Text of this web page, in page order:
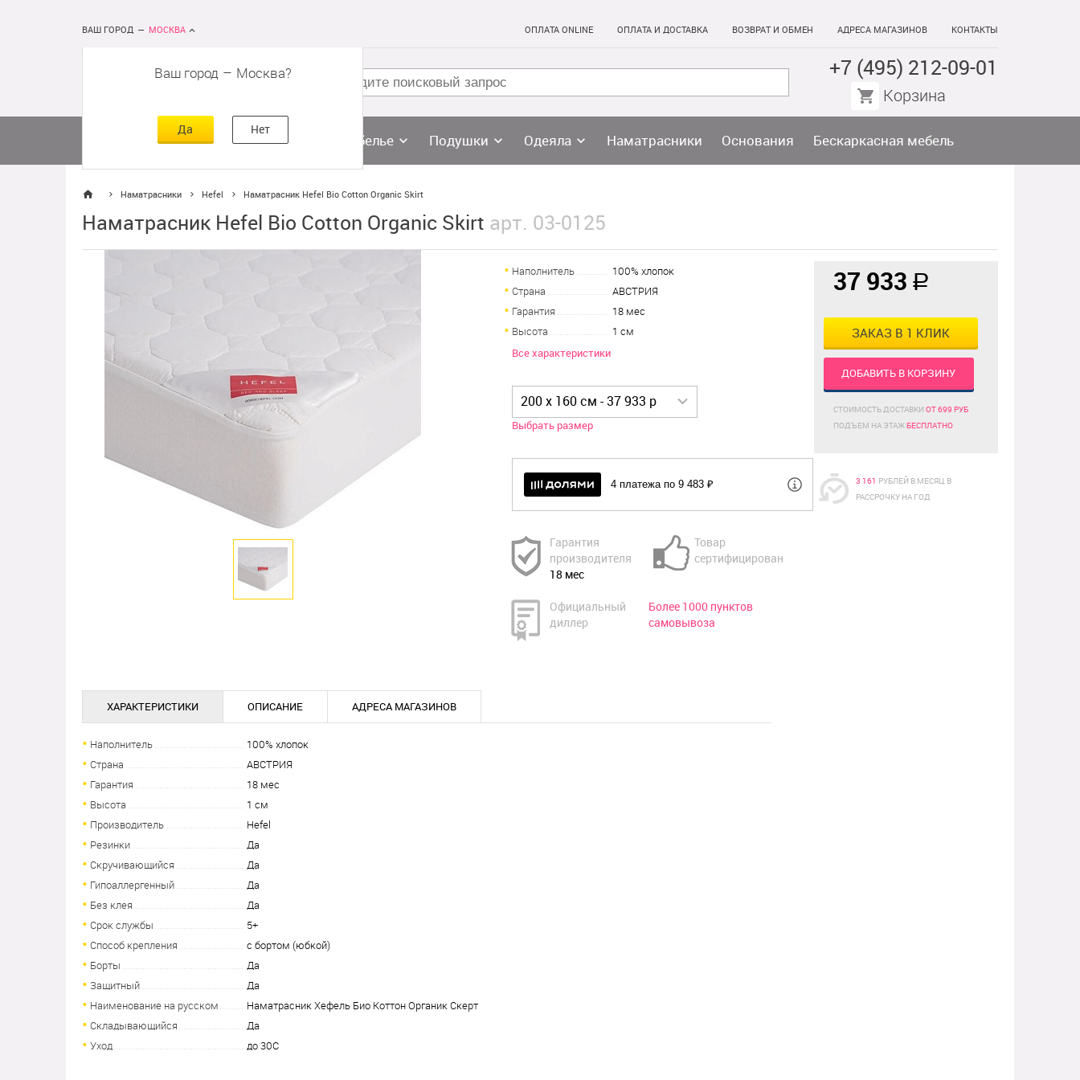
ВАШ ГОРОД — МОСКВА
Ваш город – Москва
Да Нет
ОПЛАТА ONLINE ОПЛАТА И ДОСТАВКА ВОЗВРАТ И ОБМЕН АДРЕСА МАГАЗИНОВ КОНТАКТЫ
+7 (495) 212-09-01
Корзина
Кровати Постельное белье Подушки Одеяла Наматрасники Основания Бескаркасная мебель
Наматрасники Hefel Наматрасник Hefel Bio Cotton Organic Skirt
Наматрасник Hefel Bio Cotton Organic Skirt арт. 03-0125
Наполнитель
100% хлопок
Страна
АВСТРИЯ
Гарантия
18 мес
Высота
1 см
Все характеристики
200 x 160 см - 37 933 р
Выбрать размер
4 платежа по 9 483 ₽
Гарантия
производителя
18 мес
Товар
сертифицирован
Официальный
диллер
Более 1000 пунктов
самовывоза
37 933 a
ЗАКАЗ В 1 КЛИК
ДОБАВИТЬ В КОРЗИНУ
СТОИМОСТЬ ДОСТАВКИ ОТ 699 РУБ
ПОДЪЕМ НА ЭТАЖБЕСПЛАТНО
3 161 РУБЛЕЙ В МЕСЯЦ В
РАССРОЧКУ НА ГОД
ХАРАКТЕРИСТИКИ ОПИСАНИЕ АДРЕСА МАГАЗИНОВ
Наполнитель
100% хлопок
Страна
АВСТРИЯ
Гарантия
18 мес
Высота
1 см
Производитель
Hefel
Резинки
Да
Скручивающийся
Да
Гипоаллергенный
Да
Без клея
Да
Срок службы
5+
Способ крепления
с бортом (юбкой)
Борты
Да
Защитный
Да
Наименование на русском
Наматрасник Хефель Био Коттон Органик Скерт
Складывающийся
Да
Уход
до 30С